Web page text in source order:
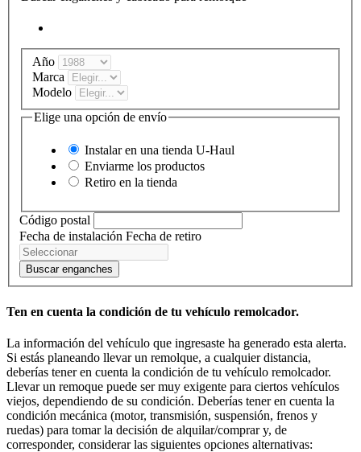
Año
Marca
Modelo
Elige una opción de envío
Instalar en una tienda U-Haul
Enviarme los productos
Retiro en la tienda
Código postal
Fecha de instalación Fecha de retiro
Buscar enganches
Ten en cuenta la condición de tu vehículo remolcador.
La información del vehículo que ingresaste ha generado esta alerta.
Si estás planeando llevar un remolque, a cualquier distancia,
deberías tener en cuenta la condición de tu vehículo remolcador.
Llevar un remoque puede ser muy exigente para ciertos vehículos
viejos, dependiendo de su condición. Deberías tener en cuenta la
condición mecánica (motor, transmisión, suspensión, frenos y
ruedas) para tomar la decisión de alquilar/comprar y, de
corresponder, considerar las siguientes opciones alternativas: